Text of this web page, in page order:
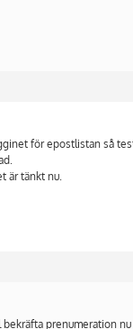
för epostlistan så
är tänkt nu.
prenumeration